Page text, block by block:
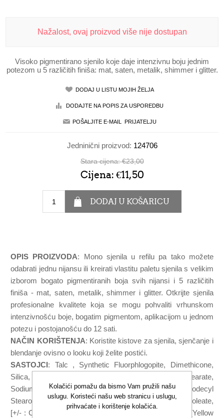
Nažalost, ovaj proizvod više nije dostupan
Visoko pigmentirano sjenilo koje daje intenzivnu boju jednim
potezom u 5 različitih finiša: mat, saten, metalik, shimmer i glitter.
Jedninični proizvod: 124706
Stara cijena: €23,00
Cijena: €11,50
OPIS PROIZVODA: Mono sjenila u refilu pa tako možete
odabrati jednu nijansu ili kreirati vlastitu paletu sjenila s velikim
izborom bogato pigmentiranih boja svih nijansi i 5 različitih
finiša - mat, saten, metalik, shimmer i glitter. Otkrijte sjenila
profesionalne kvalitete koja se mogu pohvaliti vrhunskom
intenzivnošću boje, bogatim pigmentom, aplikacijom u jednom
potezu i postojanošću do 12 sati.
NAČIN KORIŠTENJA: Koristite kistove za sjenila, sjenčanje i
blendanje ovisno o looku koji želite postići.
SASTOJCI : Talc , Synthetic Fluorphlogopite, Dimethicone,
Silica, Caprylyl Glycol, Pentylene Glycol, Zinc Stearate,
Sodium Dehydroacetate, Diisostearyl Malate, Octyldodecyl
Stearoyl Stearate, Tocopheryl Acetate, Sorbitan Sesquioleate,
[+/- : Ci 15850 (Red 6, Red 7, Red 7 Lake), Ci 15985 (Yellow
Kolačići pomažu da bismo Vam pružili našu
uslugu. Koristeći našu web stranicu i uslugu,
prihvaćate i korištenje kolačića.